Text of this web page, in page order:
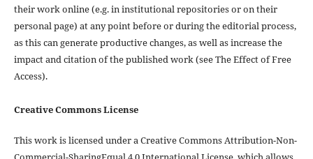
their work online (e.g. in institutional repositories or on their
personal page) at any point before or during the editorial process,
as this can generate productive changes, as well as increase the
impact and citation of the published work (see The Effect of Free
Access).
Creative Commons License
This work is licensed under a Creative Commons Attribution-Non-